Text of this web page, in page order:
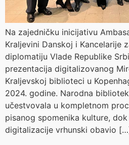
Na zajedničku inicijativu
Kraljevini Danskoj i Kancelarije
diplomatiju Vlade Republike
prezentacija digitalizovanog
Kraljevskoj biblioteci u
2024. godine. Narodna
učestvovala u kompletnom
pisanog spomenika kulture,
digitalizacije vrhunski obavio